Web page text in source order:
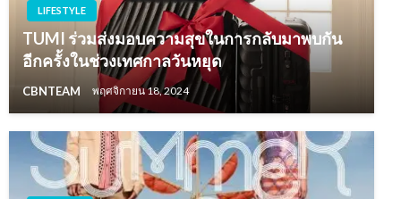
LIFESTYLE
TUMI ร่วมส่งมอบความสุขในการกลับมาพบกัน
อีกครั้งในช่วงเทศกาลวันหยุด
CBNTEAM พฤศจิกายน 18, 2024